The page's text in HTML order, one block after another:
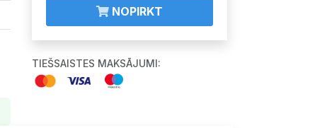
NOPIRKT
TIEŠSAISTES MAKSĀJUMI: